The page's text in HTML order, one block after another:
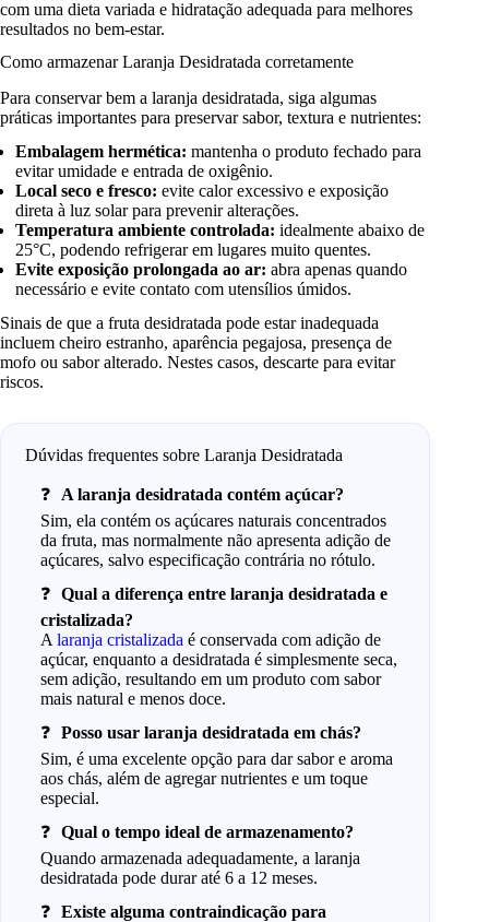
com uma dieta variada e hidratação adequada para melhores
resultados no bem-estar.
Como armazenar Laranja Desidratada corretamente
Para conservar bem a laranja desidratada, siga algumas
práticas importantes para preservar sabor, textura e nutrientes:
Embalagem hermética: mantenha o produto fechado para
evitar umidade e entrada de oxigênio.
Local seco e fresco: evite calor excessivo e exposição
direta à luz solar para prevenir alterações.
Temperatura ambiente controlada: idealmente abaixo de
25°C, podendo refrigerar em lugares muito quentes.
Evite exposição prolongada ao ar: abra apenas quando
necessário e evite contato com utensílios úmidos.
Sinais de que a fruta desidratada pode estar inadequada
incluem cheiro estranho, aparência pegajosa, presença de
mofo ou sabor alterado. Nestes casos, descarte para evitar
riscos.
Dúvidas frequentes sobre Laranja Desidratada
A laranja desidratada contém açúcar?
Sim, ela contém os açúcares naturais concentrados
da fruta, mas normalmente não apresenta adição de
açúcares, salvo especificação contrária no rótulo.
Qual a diferença entre laranja desidratada e
cristalizada?
Alaranja cristalizada é conservada com adição de
açúcar, enquanto a desidratada é simplesmente seca,
sem adição, resultando em um produto com sabor
mais natural e menos doce.
Posso usar laranja desidratada em chás?
Sim, é uma excelente opção para dar sabor e aroma
aos chás, além de agregar nutrientes e um toque
especial.
Qual o tempo ideal de armazenamento?
Quando armazenada adequadamente, a laranja
desidratada pode durar até 6 a 12 meses.
Existe alguma contraindicação para